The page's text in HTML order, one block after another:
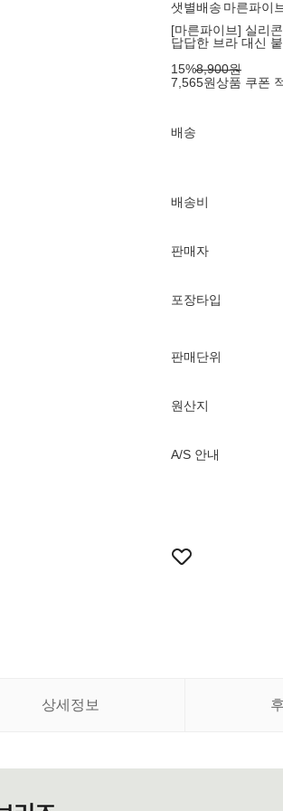
샛별배송 마른파이
[마른파이브] 실리
답답한 브라 대신
15%8,900원
7,565원상품 쿠폰
배송
배송비
판매자
포장타입
판매단위
원산지
A/S 안내
상세정보